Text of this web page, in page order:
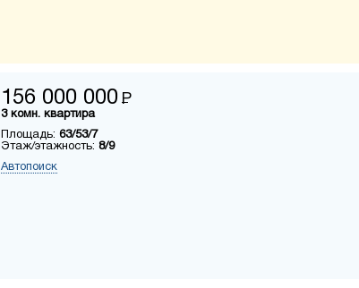
156 000 000 Р
3 комн. квартира
Площадь: 63/53/7
Этаж/этажность: 8/9
Автопоиск